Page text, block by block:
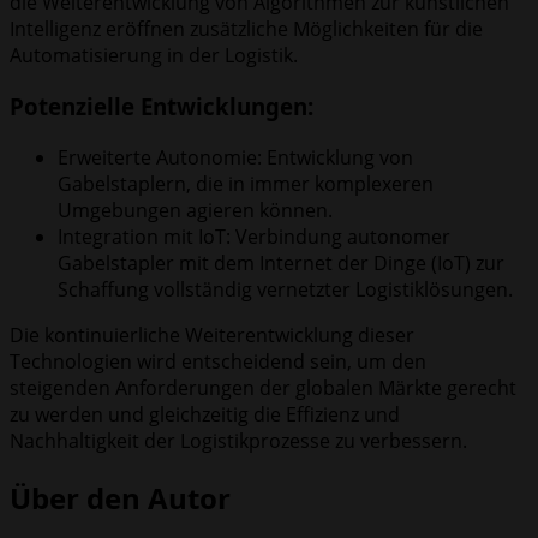
Intelligenz eröffnen zusätzliche Möglichkeiten für die
Automatisierung in der Logistik.
Potenzielle Entwicklungen:
Erweiterte Autonomie: Entwicklung von
Gabelstaplern, die in immer komplexeren
Umgebungen agieren können.
Integration mit IoT: Verbindung autonomer
Gabelstapler mit dem Internet der Dinge (IoT) zur
Schaffung vollständig vernetzter Logistiklösungen.
Die kontinuierliche Weiterentwicklung dieser
Technologien wird entscheidend sein, um den
steigenden Anforderungen der globalen Märkte gerecht
zu werden und gleichzeitig die Effizienz und
Nachhaltigkeit der Logistikprozesse zu verbessern.
Über den Autor